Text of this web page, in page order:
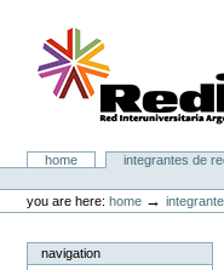
content.
Portal RedIAB
Sectionshome integrantes de
tools
you are here: home →
navigation